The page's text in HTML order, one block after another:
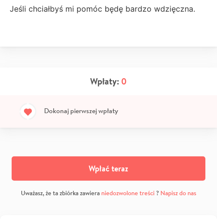
Jeśli chciałbyś mi pomóc będę bardzo wdzięczna.
Wpłaty: 0
Dokonaj pierwszej wpłaty
Wpłać teraz
Uważasz, że ta zbiórka zawiera niedozwolone treści? Napisz do nas